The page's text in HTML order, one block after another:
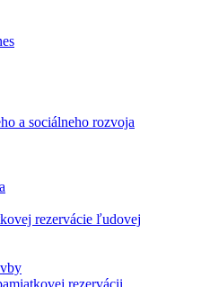
a sociálneho rozvoja
rezervácie ľudovej
rezervácii